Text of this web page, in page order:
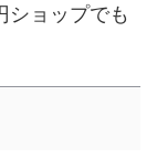
ショップでも